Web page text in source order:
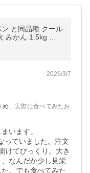
と同品種 クール
みかん 1.5kg 熊
以内に発送(土日
2026/3/7
め、 実際に食べてみたお
います。
っていました。注文
けてびっくり。大き
なんだか少し見栄
。でも食べてみた